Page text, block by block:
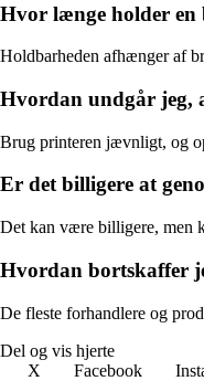
Hvor længe holder
Holdbarheden afhænger af
Hvordan undgår jeg,
Brug printeren jævnligt, og
Er det billigere at
Det kan være billigere, men
Hvordan bortskaffer
De fleste forhandlere og
Del og vis hjerte
X
Facebook